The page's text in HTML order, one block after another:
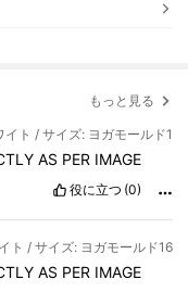
もっと見る
イト / サイズ: ヨガモールド1
AS PER IMAGE
役に立つ (0)
ト / サイズ: ヨガモールド16
AS PER IMAGE